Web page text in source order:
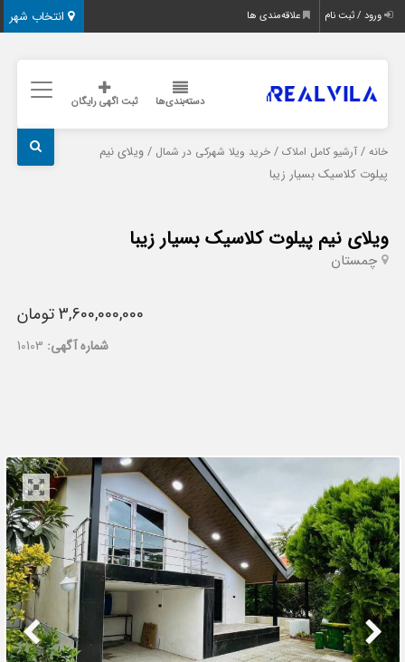
انتخاب شهر ورود / ثبت نام علاقه‌مندی ها
دسته‌بندی‌ها ثبت اگهی رایگان
خانه /آرشیو کامل املاک /خرید ویلا شهرکی در شمال / ویلای نیم
پیلوت کلاسیک بسیار زیبا
ویلای نیم پیلوت کلاسیک بسیار زیبا
چمستان
3,600,000,000 تومان
شماره آگهی: 10103